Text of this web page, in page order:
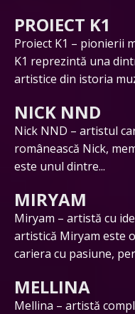
PROIECT K1
Proiect K1 – pionierii
K1 reprezintă una
artistice din istoria
NICK NND
Nick NND – artistul
românească Nick,
este unul dintre...
MIRYAM
Miryam – artistă cu
artistică Miryam este
cariera cu pasiune,
MELLINA
Mellina – artistă